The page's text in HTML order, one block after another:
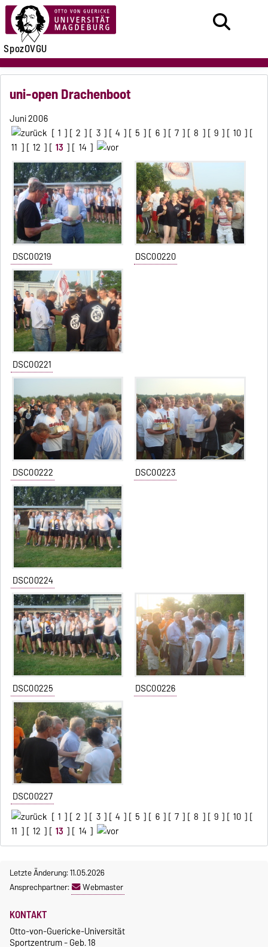
SpozOVGU
uni-open Drachenboot
Juni 2006
[ 1 ] [ 2 ] [ 3 ] [ 4 ] [ 5 ] [ 6 ] [ 7 ] [ 8 ] [ 9 ] [ 10 ] [
11 ] [ 12 ] [ 13 ] [ 14 ]
DSC00219 DSC00220
DSC00221
DSC00222 DSC00223
DSC00224
DSC00225 DSC00226
DSC00227
[ 1 ] [ 2 ] [ 3 ] [ 4 ] [ 5 ] [ 6 ] [ 7 ] [ 8 ] [ 9 ] [ 10 ] [
11 ] [ 12 ] [ 13 ] [ 14 ]
Letzte Änderung: 11.05.2026
Ansprechpartner:
Webmaster
KONTAKT
Otto-von-Guericke-Universität
Sportzentrum - Geb. 18